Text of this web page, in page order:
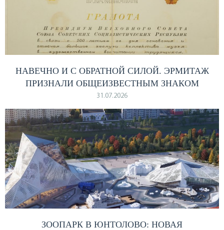
НАВЕЧНО И С ОБРАТНОЙ СИЛОЙ. ЭРМИТАЖ
ПРИЗНАЛИ ОБЩЕИЗВЕСТНЫМ ЗНАКОМ
31.07.2026
ЗООПАРК В ЮНТОЛОВО: НОВАЯ